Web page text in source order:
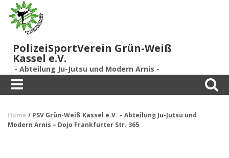
PolizeiSportVerein Grün-Weiß
Kassel e.V.
- Abteilung Ju-Jutsu und Modern Arnis -
Toggle
search
Toggle
navigation
Home / PSV Grün-Weiß Kassel e.V. – Abteilung Ju-Jutsu und
Modern Arnis – Dojo Frankfurter Str. 365